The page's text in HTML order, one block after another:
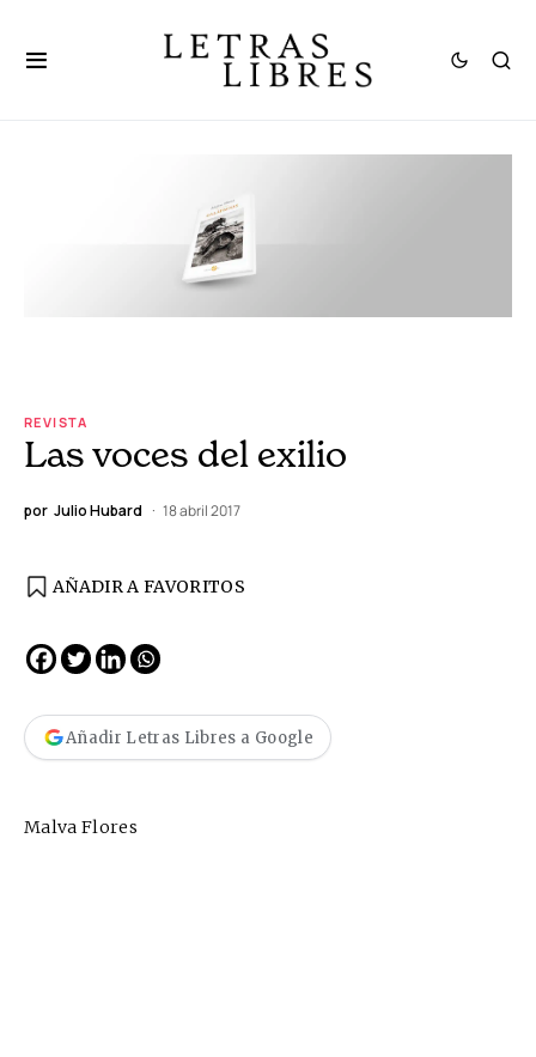
REVISTA
Las voces del exilio
por Julio Hubard 18 abril 2017
AÑADIR A FAVORITOS
Añadir Letras Libres a Google
Malva Flores